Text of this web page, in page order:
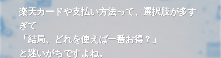
楽天カードや支払い方法って、選択肢が多す
ぎて
「結局、どれを使えば一番お得？」
と迷いがちですよね。